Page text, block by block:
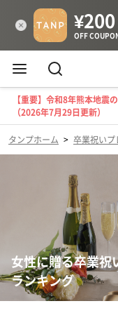
【重要】令和8年熊本地震
（2026年7月29日更新）
タンプホーム > 卒業祝いプ
女性に贈る卒業祝
ランキング